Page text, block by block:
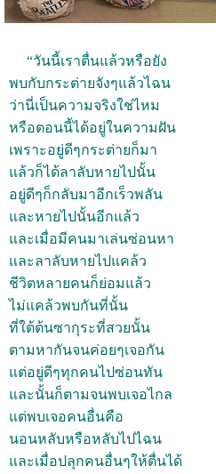
“วันนี้เราตื่นแล้วหรือยัง
พบกับกระต่ายจังๆแล้วไฉน
ว่านี่เป็นความจริงใช่ไหม
หรือตอนนี้ได้อยู่ในความฝัน
เพราะอยู่ดีๆกระต่ายก็มา
แล้วก็ได้ลาลับหายไปนั้น
อยู่ดีๆก็กลับมาอีกเร็วพลัน
และหายไปนั้นอีกแล้ว
และเมื่อมีคนมาเล่นซ่อนหา
เเละลาลับหายไปแคล้ว
ชีวิตหลายคนก็ย่อมแล้ว
ไม่แคล้วพบกันที่นั้น
ที่ใต้ต้นซากุระที่สวยนั้น
ตามหากันจนค่อยๆเจอกัน
แต่อยู่ดีๆทุกคนไปซ่อนทัน
และนั้นก็ตามจนพบเจอไกล
แต่พบเจอคนอื่นคือ
นอนหลับหรือหลับไปไฉน
และเมื่อปลุกคนอื่นๆให้ตื่นได้